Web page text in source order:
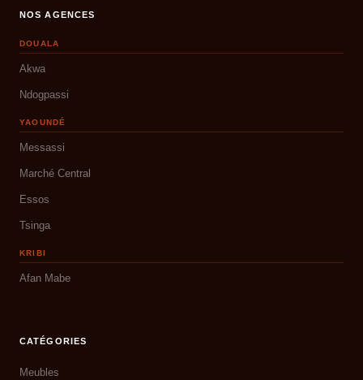
NOS AGENCES
DOUALA
Akwa
Ndogpassi
YAOUNDÉ
Messassi
Marché Central
Essos
Tsinga
KRIBI
Afan Mabe
CATÉGORIES
Meubles